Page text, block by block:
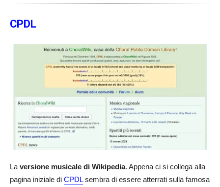
CPDL
La versione musicale di Wikipedia. Appena ci si collega alla
pagina iniziale di CPDLsembra di essere atterrati sulla famosa